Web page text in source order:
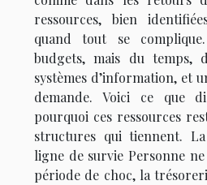
ressources, bien
quand tout se
budgets, mais du temps,
systèmes d’information, et
demande. Voici ce que
pourquoi ces ressources
structures qui tiennent.
ligne de survie Personne
période de choc, la